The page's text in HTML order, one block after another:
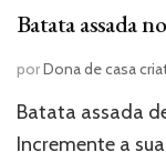
Batata assada
porDona de casa
Batata assada
Incremente a